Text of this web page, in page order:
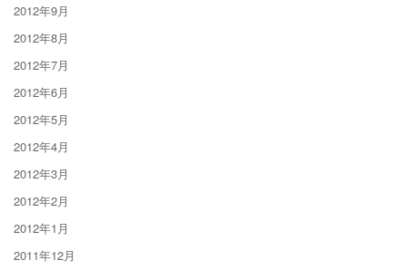
2012年9月
2012年8月
2012年7月
2012年6月
2012年5月
2012年4月
2012年3月
2012年2月
2012年1月
2011年12月